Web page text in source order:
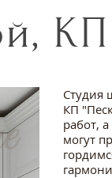
Студия
КП
работ,
могут